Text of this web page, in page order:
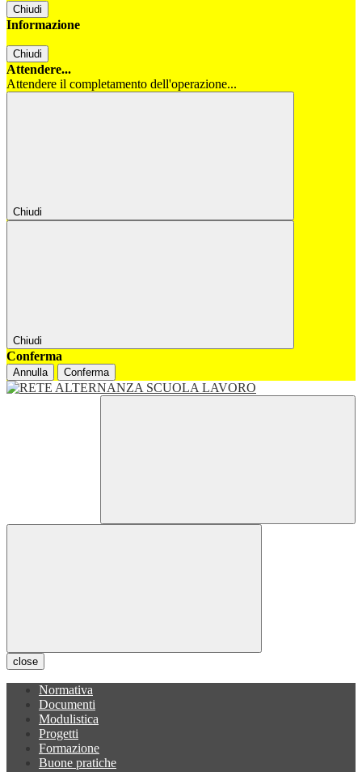
Chiudi
Informazione
Chiudi
Attendere...
Attendere il completamento dell'operazione...
Chiudi
Chiudi
Conferma
Annulla Conferma
close
Normativa
Documenti
Modulistica
Progetti
Formazione
Buone pratiche